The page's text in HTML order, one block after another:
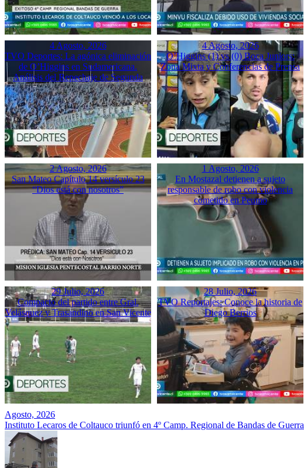
4 Agosto, 2026
TVO Deportes: La agónica eliminación
de O’Higgins en Sudamericana.
Análisis del Repechaje de Segunda
4 Agosto, 2026
O’Higgins (1) vs (0) Boca Juniors:
Zona Mixta y Conferencias de Prensa
2 Agosto, 2026
San Mateo Capítulo 14 versículo 23
“Dios está con nosotros”
1 Agosto, 2026
En Mostazal detienen a sujeto
responsable de robo con violencia
cometido en Peumo
29 Julio, 2026
Compacto del partido entre Gral.
Velásquez y Trasandino en San Vicente
28 Julio, 2026
TVO Reportajes: Conoce la historia de
Diego Berrios
Agosto, 2026
Instituto Lecaros de Coltauco triunfó en 4º Camp. Regional de Bandas de Guerra